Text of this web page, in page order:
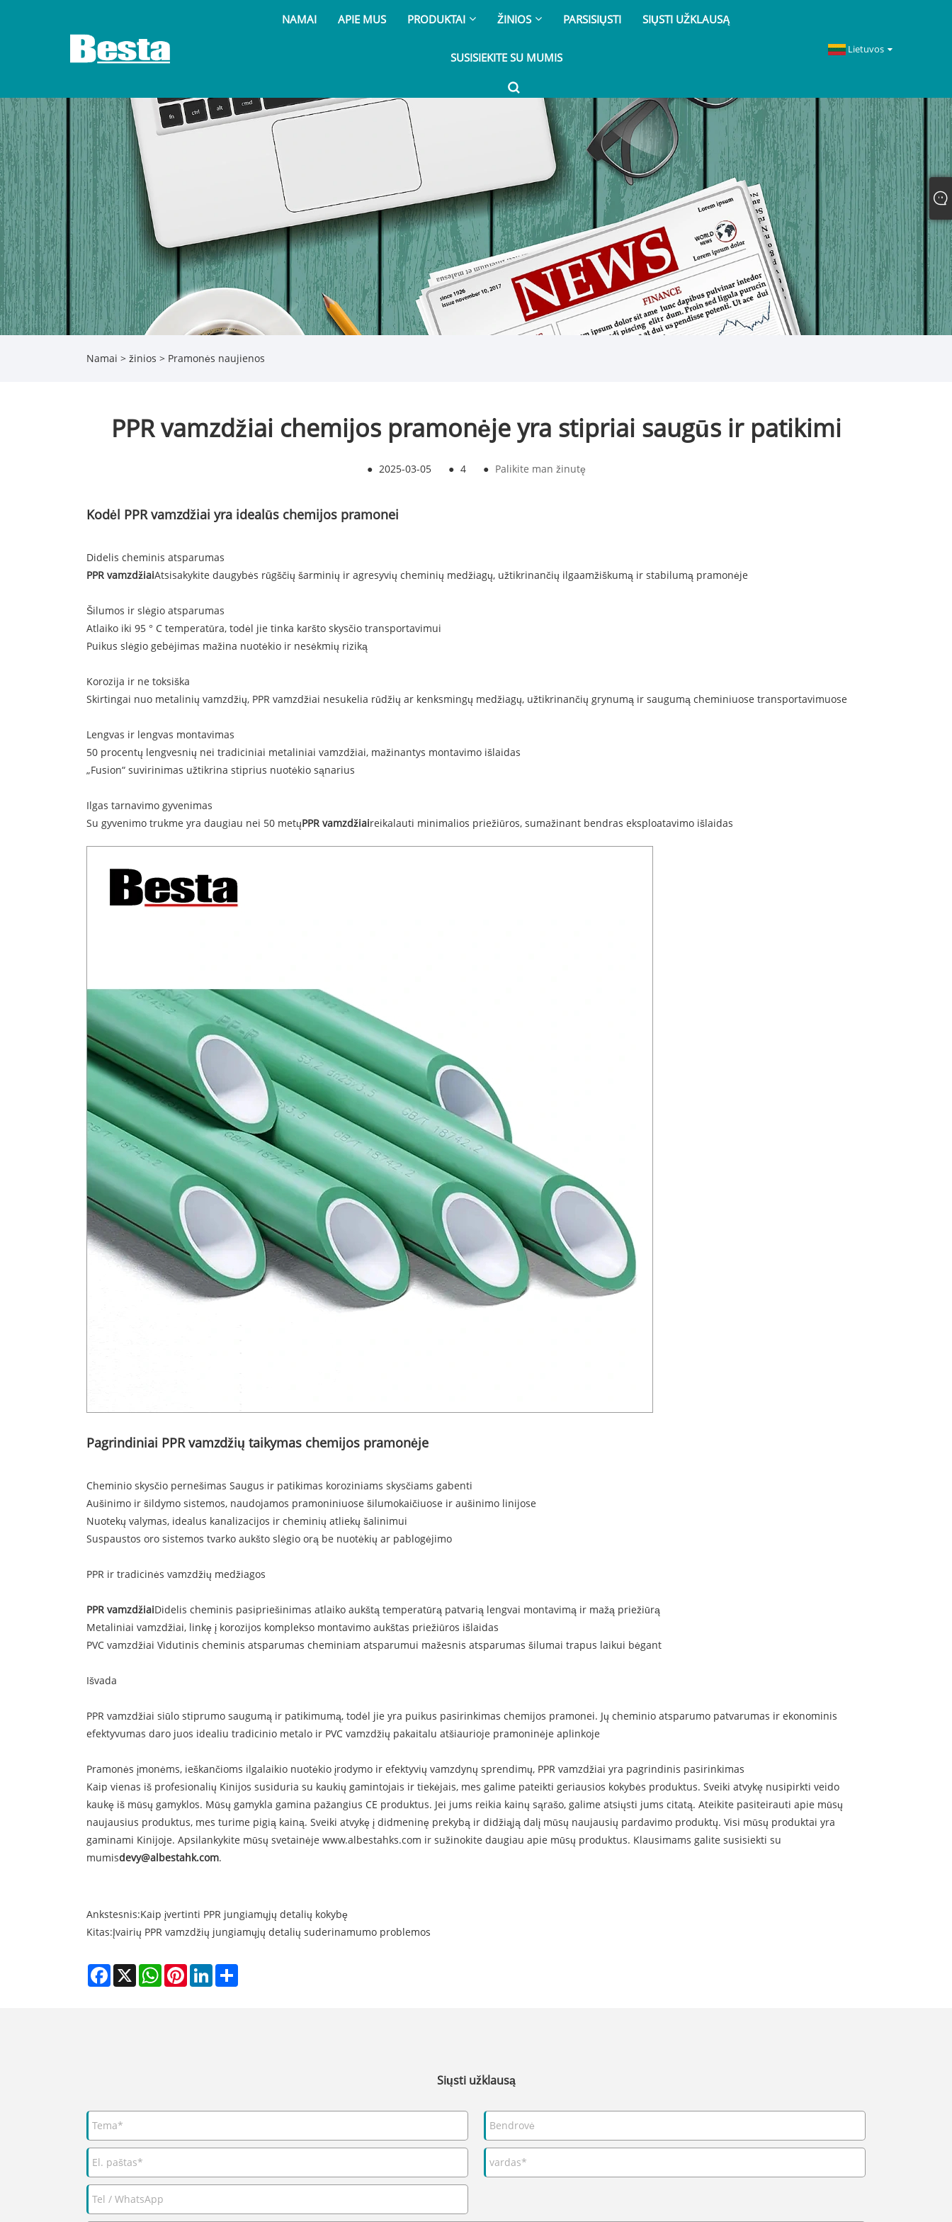
NAMAI APIE MUS PRODUKTAI ŽINIOS PARSISIŲSTI SIŲSTI UŽKLAUSĄ
SUSISIEKITE SU MUMIS
Lietuvos
Namai > žinios > Pramonės naujienos
PPR vamzdžiai chemijos pramonėje yra stipriai saugūs ir patikimi
● 2025-03-05 ● 4 ● Palikite man žinutę
Kodėl PPR vamzdžiai yra idealūs chemijos pramonei
Didelis cheminis atsparumas
PPR vamzdžiaiAtsisakykite daugybės rūgščių šarminių ir agresyvių cheminių medžiagų, užtikrinančių ilgaamžiškumą ir stabilumą pramonėje
Šilumos ir slėgio atsparumas
Atlaiko iki 95 ° C temperatūra, todėl jie tinka karšto skysčio transportavimui
Puikus slėgio gebėjimas mažina nuotėkio ir nesėkmių riziką
Korozija ir ne toksiška
Skirtingai nuo metalinių vamzdžių, PPR vamzdžiai nesukelia rūdžių ar kenksmingų medžiagų, užtikrinančių grynumą ir saugumą cheminiuose transportavimuose
Lengvas ir lengvas montavimas
50 procentų lengvesnių nei tradiciniai metaliniai vamzdžiai, mažinantys montavimo išlaidas
„Fusion“ suvirinimas užtikrina stiprius nuotėkio sąnarius
Ilgas tarnavimo gyvenimas
Su gyvenimo trukme yra daugiau nei 50 metųPPR vamzdžiaireikalauti minimalios priežiūros, sumažinant bendras eksploatavimo išlaidas
Pagrindiniai PPR vamzdžių taikymas chemijos pramonėje
Cheminio skysčio pernešimas Saugus ir patikimas koroziniams skysčiams gabenti
Aušinimo ir šildymo sistemos, naudojamos pramoniniuose šilumokaičiuose ir aušinimo linijose
Nuotekų valymas, idealus kanalizacijos ir cheminių atliekų šalinimui
Suspaustos oro sistemos tvarko aukšto slėgio orą be nuotėkių ar pablogėjimo
PPR ir tradicinės vamzdžių medžiagos
PPR vamzdžiaiDidelis cheminis pasipriešinimas atlaiko aukštą temperatūrą patvarią lengvai montavimą ir mažą priežiūrą
Metaliniai vamzdžiai, linkę į korozijos komplekso montavimo aukštas priežiūros išlaidas
PVC vamzdžiai Vidutinis cheminis atsparumas cheminiam atsparumui mažesnis atsparumas šilumai trapus laikui bėgant
Išvada
PPR vamzdžiai siūlo stiprumo saugumą ir patikimumą, todėl jie yra puikus pasirinkimas chemijos pramonei. Jų cheminio atsparumo patvarumas ir ekonominis
efektyvumas daro juos idealiu tradicinio metalo ir PVC vamzdžių pakaitalu atšiaurioje pramoninėje aplinkoje
Pramonės įmonėms, ieškančioms ilgalaikio nuotėkio įrodymo ir efektyvių vamzdynų sprendimų, PPR vamzdžiai yra pagrindinis pasirinkimas
Kaip vienas iš profesionalių Kinijos susiduria su kaukių gamintojais ir tiekėjais, mes galime pateikti geriausios kokybės produktus. Sveiki atvykę nusipirkti veido
kaukę iš mūsų gamyklos. Mūsų gamykla gamina pažangius CE produktus. Jei jums reikia kainų sąrašo, galime atsiųsti jums citatą. Ateikite pasiteirauti apie mūsų
naujausius produktus, mes turime pigią kainą. Sveiki atvykę į didmeninę prekybą ir didžiąją dalį mūsų naujausių pardavimo produktų. Visi mūsų produktai yra
gaminami Kinijoje. Apsilankykite mūsų svetainėje www.albestahks.com ir sužinokite daugiau apie mūsų produktus. Klausimams galite susisiekti su
mumisdevy@albestahk.com.
Ankstesnis:Kaip įvertinti PPR jungiamųjų detalių kokybę
Kitas:Įvairių PPR vamzdžių jungiamųjų detalių suderinamumo problemos
Facebook
X WhatsAppPinterestLinkedIn
Siųsti užklausą